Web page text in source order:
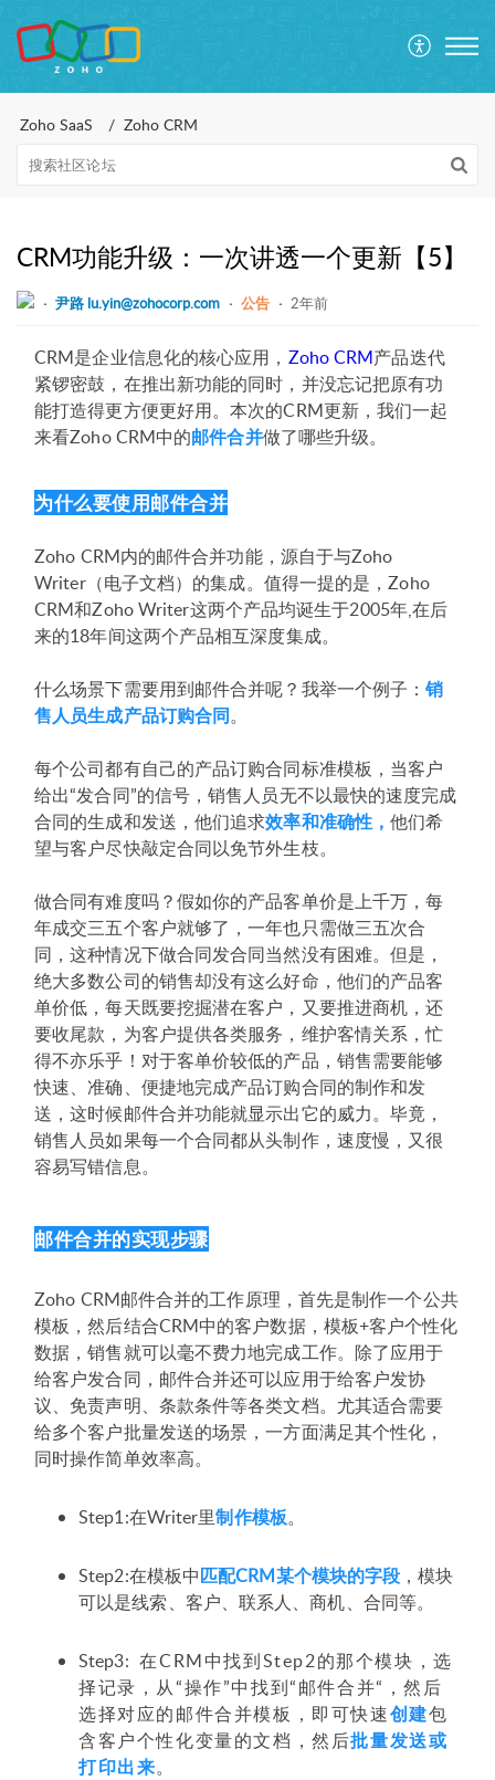
Zoho SaaS Zoho CRM
CRM功能升级：一次讲透一个更新【5】
尹路 lu.yin@zohocorp.com 公告 2年前
CRM是企业信息化的核心应用， Zoho CRM产品迭代
紧锣密鼓，在推出新功能的同时，并没忘记把原有功
能打造得更方便更好用。本次的CRM更新，我们一起
来看Zoho CRM中的邮件合并做了哪些升级。
为什么要使用邮件合并
Zoho CRM内的邮件合并功能，源自于与Zoho
Writer（电子文档）的集成。值得一提的是，Zoho
CRM和Zoho Writer这两个产品均诞生于2005年,在后
来的18年间这两个产品相互深度集成。
什么场景下需要用到邮件合并呢？我举一个例子：销
售人员生成产品订购合同。
每个公司都有自己的产品订购合同标准模板，当客户
给出“发合同”的信号，销售人员无不以最快的速度完成
合同的生成和发送，他们追求效率和准确性，他们希
望与客户尽快敲定合同以免节外生枝。
做合同有难度吗？假如你的产品客单价是上千万，每
年成交三五个客户就够了，一年也只需做三五次合
同，这种情况下做合同发合同当然没有困难。但是，
绝大多数公司的销售却没有这么好命，他们的产品客
单价低，每天既要挖掘潜在客户，又要推进商机，还
要收尾款，为客户提供各类服务，维护客情关系，忙
得不亦乐乎！对于客单价较低的产品，销售需要能够
快速、准确、便捷地完成产品订购合同的制作和发
送，这时候邮件合并功能就显示出它的威力。毕竟，
销售人员如果每一个合同都从头制作，速度慢，又很
容易写错信息。
邮件合并的实现步骤
Zoho CRM邮件合并的工作原理，首先是制作一个公共
模板，然后结合CRM中的客户数据，模板+客户个性化
数据，销售就可以毫不费力地完成工作。除了应用于
给客户发合同，邮件合并还可以应用于给客户发协
议、免责声明、条款条件等各类文档。尤其适合需要
给多个客户批量发送的场景，一方面满足其个性化，
同时操作简单效率高。
Step1:在Writer里制作模板。
Step2:在模板中匹配CRM某个模块的字段 ，模块
可以是线索、客户、联系人、商机、合同等。
Step3: 在CRM中找到Step2的那个模块，选
择记录，从“操作”中找到“邮件合并“，然后
选择对应的邮件合并模板，即可快速创建包
含客户个性化变量的文档，然后批量发送或
打印出来。